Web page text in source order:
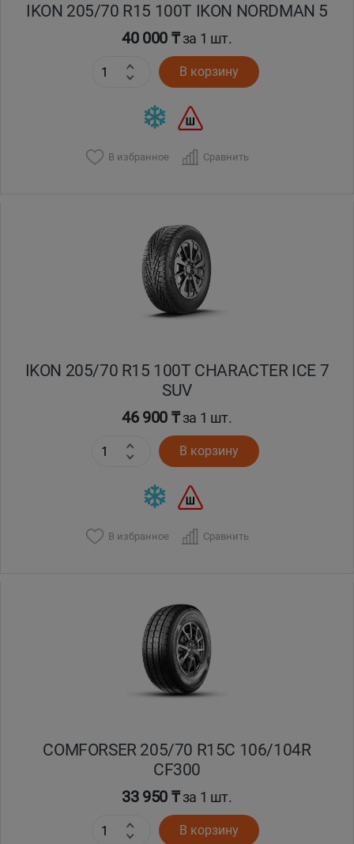
IKON 205/70 R15 100T IKON NORDMAN 5
40 000 ₸за 1 шт.
В корзину
В избранное Сравнить
IKON 205/70 R15 100T CHARACTER ICE 7
SUV
46 900 ₸за 1 шт.
В корзину
В избранное Сравнить
COMFORSER 205/70 R15C 106/104R
CF300
33 950 ₸за 1 шт.
В корзину